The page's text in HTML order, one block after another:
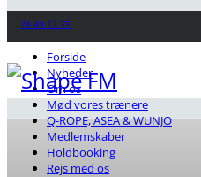
24 49 17 55
Forside
Nyheder
Om os
Mød vores trænere
Q-ROPE, ASEA & WUNJO
Medlemskaber
Holdbooking
Rejs med os